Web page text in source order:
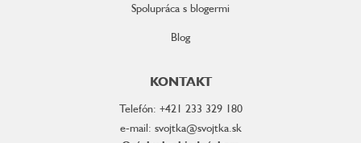
Spolupráca s blogermi
Blog
KONTAKT
Telefón: +421 233 329 180
e-mail: svojtka@svojtka.sk